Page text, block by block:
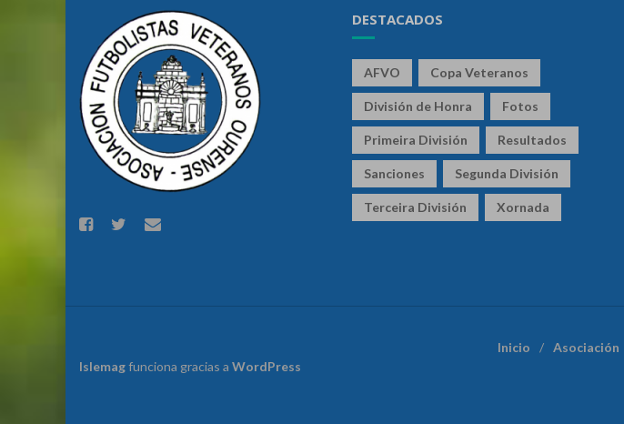
DESTACADOS
AFVO Copa Veteranos
División de Honra Fotos
Primeira División Resultados
Sanciones Segunda División
Terceira División Xornada
Inicio Asociación
Islemagfunciona gracias a WordPress